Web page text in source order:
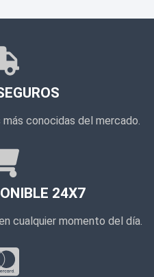
conocidas del mercado.
24X7
cualquier momento del día.